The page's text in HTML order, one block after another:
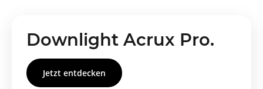
Downlight Acrux Pro.
Jetzt entdecken